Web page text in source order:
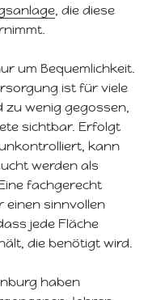
, die diese
um Bequemlichkeit.
ist für viele
zu wenig gegossen,
sichtbar. Erfolgt
kann
werden als
fachgerecht
einen sinnvollen
jede Fläche
die benötigt wird.
haben